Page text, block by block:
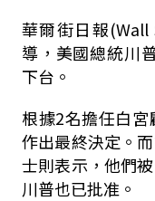
華爾街日報
導，美國總統川
下台。
根據2名擔任白
作出最終決定。
士則表示，他們
川普也已批准。